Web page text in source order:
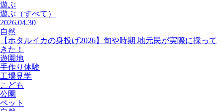
遊ぶ
遊ぶ （すべて）
2026.04.30
自然
【ホタルイカの身投げ2026】旬や時期 地元民が実際に採って
きた！
遊園地
手作り体験
工場見学
こども
公園
ペット